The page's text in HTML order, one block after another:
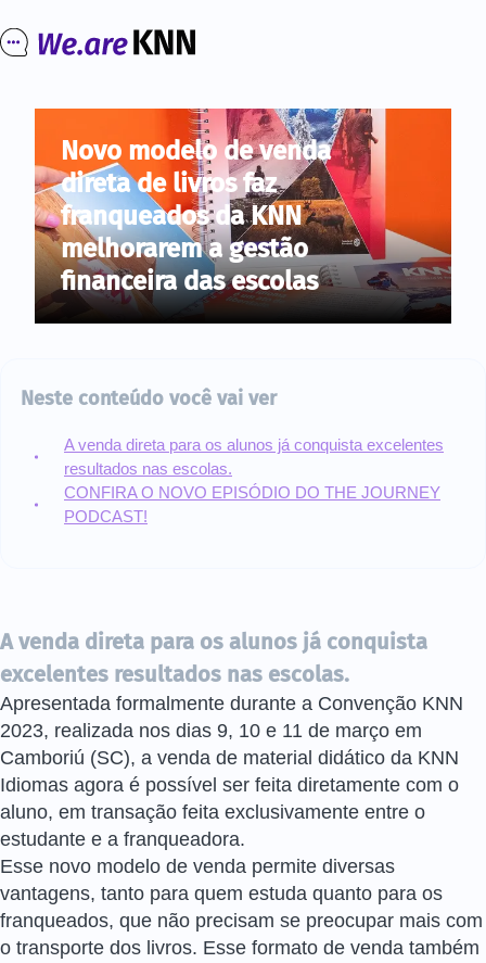
Novo modelo de venda
direta de livros faz
franqueados da KNN
melhorarem a gestão
financeira das escolas
Neste conteúdo você vai ver
A venda direta para os alunos já conquista excelentes
resultados nas escolas.
CONFIRA O NOVO EPISÓDIO DO THE JOURNEY
PODCAST!
A venda direta para os alunos já conquista
excelentes resultados nas escolas.
Apresentada formalmente durante a Convenção KNN
2023, realizada nos dias 9, 10 e 11 de março em
Camboriú (SC), a venda de material didático da KNN
Idiomas agora é possível ser feita diretamente com o
aluno, em transação feita exclusivamente entre o
estudante e a franqueadora.
Esse novo modelo de venda permite diversas
vantagens, tanto para quem estuda quanto para os
franqueados, que não precisam se preocupar mais com
o transporte dos livros. Esse formato de venda também